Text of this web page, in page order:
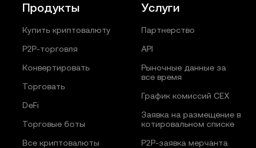
Продукты
Купить криптовалюту
P2P-торговля
Конвертировать
Торговать
DeFi
Торговые боты
Все криптовалюты
Услуги
Партнерство
API
Рыночные данные за
все время
График комиссий CEX
Заявка на размещение в
котировальном списке
P2P‑заявка мерчанта